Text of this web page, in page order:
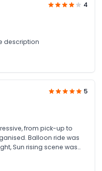
4
description
5
from pick-up to
Balloon ride was
Sun rising scene was